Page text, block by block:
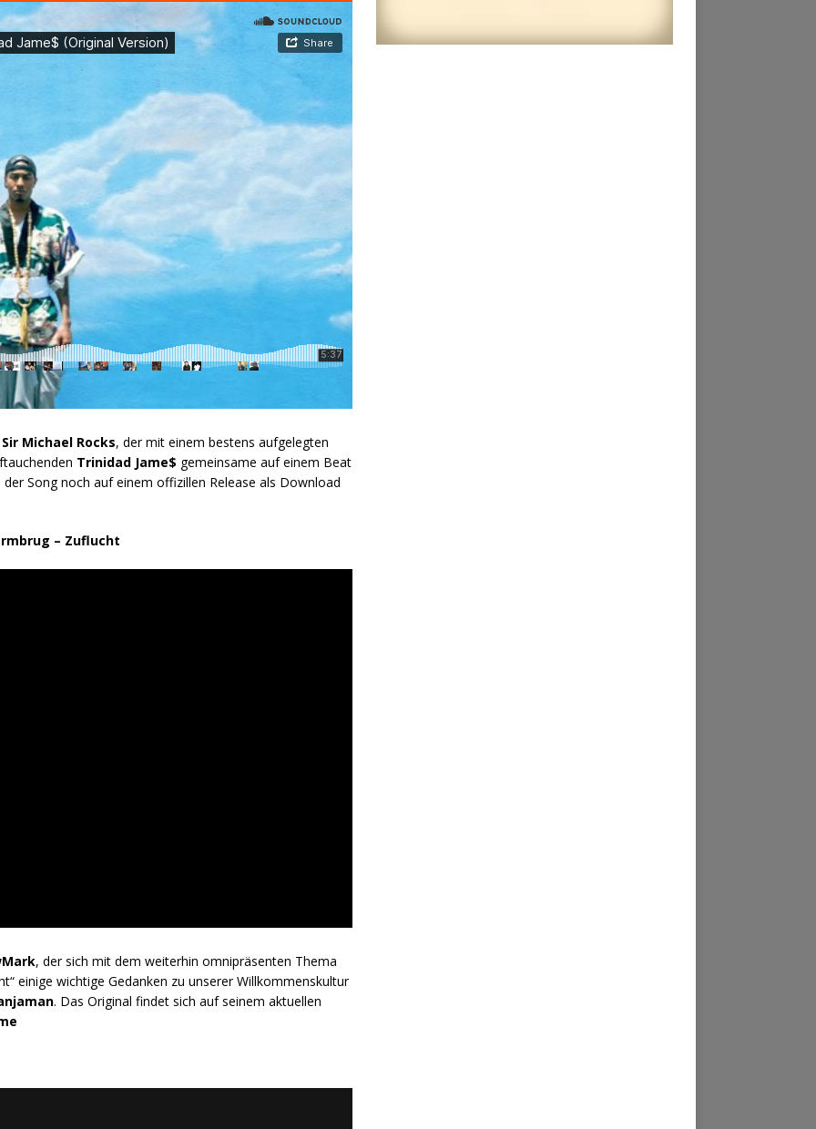
Sir Michael Rocks, der mit einem bestens aufgelegten
Trinidad Jame$ gemeinsame auf einem Beat
Song noch auf einem offizillen Release als Download
– Zuflucht
, der sich mit dem weiterhin omnipräsenten Thema
einige wichtige Gedanken zu unserer Willkommenskultur
. Das Original findet sich auf seinem aktuellen